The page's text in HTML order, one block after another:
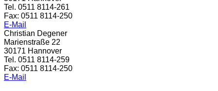
Tel. 0511 8114-261
Fax: 0511 8114-250
E-Mail
Christian Degener
Marienstraße 22
30171 Hannover
Tel. 0511 8114-259
Fax: 0511 8114-250
E-Mail